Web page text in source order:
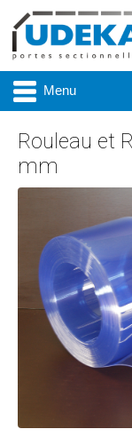
Menu
Actualité
Produits
Réalisations
Marques
Contact & accès
Rouleau et
mm